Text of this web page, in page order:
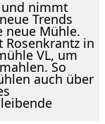
nimmt
Trends
neue Mühle.
Rosenkrantz in
VL, um
So
auch über